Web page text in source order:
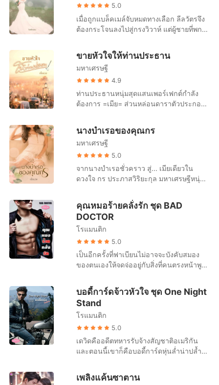
จะทำทุกทางที่จะลากตัวเมริสามาชดใช้ความ
ผิดในอดีตให้จงได้ “เมย์ไม่คิดว่าจะเจอคุณที่
นี่... ไม่คิดว่าชาตินี้จะมีวาสนาพบคุณอีก” “ก็
อุตส่าห์บินมาหาไม่ใช่หรือ...” นิ้วแกร่งไล้กลีบ
เจอคุณ เมย์อยากจะอธิ...” “หุบปาก! คำพูด
ของผู้หญิงแพศยาแบบเธอไม่สามารถทำให้
ฉันเคลิบเคลิ้มได้อีกแล้ว” เมริสาน้ำตาไหล
พยายามอ้อนวอน “แต่เฟซานคะ เมย์ต้อง
สารภาพกับคุณ เรื่องวันนั้น เมย์กับโจเซฟเรา
ไม่...” “ฉันไม่อยากฟังเรื่องอัปปรีย์ของเธอ
เคียดแค้น “เลิกพยายามคิดที่จะพูดให้ตัวเองดู
ดีได้แล้วเมริสา เพราะไอ้เฟซานคนโง่คนเดิม
มันตายไปพร้อมๆ กับอุบัติเหตุเมื่อหกเดือน
ก่อนแล้วล่ะ” “อย่าค่ะ... อย่าทำกับเมย์แบบนี้
ได้โปรดหยุดเถอะ” เฟซานหัวเราะอย่างดูถูก
“ปกติโดนมากกว่านี้อีกไม่ใช่หรือ... ไม่เอาน่า
หรอก” “แต่เมย์... เมย์ไม่เคยมีใคร...” “เอาไป
หรอกควายที่บ้านเธอเถอะ... แต่ถึงเธอจะมี
หรือไม่มีใครฉันก็ไม่เคยใส่ใจอยู่แล้ว เพราะ
เธอมันก็แค่อีตัวที่ฉันลากมาขึ้นเตียงเพื่อ
ชำระแค้นเท่านั้น...” “เฟซานคะ ได้โปรดอย่า
พูดแบบนี้กับเมย์เลย... เมย์รักคุณนะ” “ฉันมีผู้
หญิงที่คู่ควรรออยู่แล้ว เธอมันก็แค่เครื่อง
5.0
เมื่อถูกแบล็คเมล์จับหมดทางเลือก ลีลวัตรจึง
ต้องกระโจนลงไปสู่กรงวิวาห์ แต่ผู้ชายที่พก
เขาไม่มีวันยอมแพ้ง่ายๆ แน่นอน แม่ปลายฟ้า
แสนพยศจะต้องเจ็บช้ำ เพราะวิวาห์ครั้งนี้มัน
คือวิวาห์ไฟ ที่ทั้งเร่าร้อนและบ้าคลั่ง “ไปร่าน
ที่ไหนมาล่ะ... ผัวรอตั้งนาน...” “คนปาก
สกปรก! นี่ปล่อยฉันนะ...” พยายามดิ้นรนสุด
ฤทธิ์ แต่ยิ่งดิ้นร่างกายก็ยิ่งเบียดเคล้ากัน
ดันอยู่ตรงหน้าท้อง ปลายฟ้าแก้มแดงอยู่
ท่ามกลางความสลัว “ฉันบอกให้ปล่อยไง...
คนเลว...!” “ตั้งแต่ได้ทะเบียนสมรสไปนอน
กอดนี่... ปากเก่งขึ้นเยอะเลยนี่...” “จะหย่าเลย
ก็ได้นี่... ฉันไม่ว่าอยู่แล้ว” “หย่าเหรอ...”
สายตาคมกริบกวาดมองร่างอรชรที่ตัวเอง
ออกมาด้วยน้ำเสียงที่เต็มไปด้วยความเหยียด
หยาม “ฉันยังไม่ได้ลองสินค้าเลย... เสียไปตั้ง
สองล้าน จะให้ปล่อยไปง่ายๆ ได้ยังไง... สัก
ฝีปากร้อนผ่าวขยี้ลงมาบนกลีบปากนุ่มอย่าง
รุนแรง สาวน้อยพยายามเบี่ยงหน้าหนี แต่ก็ไม่
หลุดเพราะถูกนิ้วเรียวสีแทนของเขาตึงปลาย
สัมผัสของลีลวัตรเต็มไปด้วยความต้องการ
เอาชนะ ประกาศศักดาว่าตัวเองคือเจ้านาย
และหล่อนคือทาส... “คืนนี้... ห้ามทำเป็นท่อน
ไม้ล่ะ เพราะฉันไม่ชอบ... ขึ้นห้องได้แล้ว...”
ขายหัวใจให้ท่านประธาน
มหาเศรษฐี
4.9
ท่านประธานหนุ่มสุดแสนเพอร์เฟกต์กำลัง
ต้องการ =เมีย= ส่วนหล่อนดาราตัวประกอบ
ปลอมๆ จึงเกิดขึ้น พร้อมกับค่าจ้างราคาแพง
ระยับ แต่ทำไมนะ โชคชะตาถึงเล่นตลก
ทำให้หล่อนกับเขาอุ่นเตียงกันก่อนที่หล่อนจะ
ได้รับค่าจ้างเสียอีก!!?? ตัวอย่างในเล่มจ้า...
“ห๊า! ว่า... ว่าไงนะไหม แก... แกปล้ำท่าน
ประธาน???” ไหมแก้วหน้าแดง ตาก็แดง
ประธานจะฆ่าแกไหมเนี่ยที่แกไปทำแบ
บนั้นน่ะ ตายแน่ๆ แล้วไหม แกตายแน่” รินร
ดาทุกข์ใจขึ้นมาถนัดตาเลย “เขาไม่ฆ่าฉัน
หรอก เพราะฉันโกหกว่าเมื่อคืนไม่มีอะไรเกิด
ขึ้น” “แล้วท่านประธานก็เชื่ออย่างนั้นเหรอ”
“อืม ก็ไม่เห็นว่าอะไรนะ นี่ฉันตื่นเต้นแทบตาย
ตอนเอาผ้าปูเตียงที่เปื้อนเลือดซิงของฉันซ่อน
“ท่าน... ประธานเห็นไหม ถ้าเห็นท่านประธาน
จะต้องรู้แน่ๆ” “น่าจะไม่เห็นนะ เพราะเขาไม่
ได้พูดอะไรออกมาเลย”
นางบำเรอของคุณกร
มหาเศรษฐี
5.0
จากนางบำเรอชั่วคราว สู่... เมียเดียวใน
ดวงใจ กร ประภาสวิริยะกุล มหาเศรษฐีหนุ่ม
กระทั่งได้สบตากับ น้ำฟ้า นางร้ายหน้าหวาน
ที่ชีวิตแสนอาภัพ และตั้งแต่นั้นเป็นต้นมา โลก
ใบเดิมที่เคยมืดดำก็สว่างไสวขึ้นทันตา “ทำไม
คุณไม่รับเช็คจากผมล่ะครับ” หล่อนกัดปาก
จนเจ็บ ก่อนจะตอบคนใจร้ายใจดำออกไป
“ฟ้าบอกแล้วไงคะว่าฟ้าไม่ได้ขายตัว” “แต่คุณ
ก็นอนกับผมแล้วนี่ครับ” หล่อนหันขวับมามอง
เขาตาขุ่นเขียว ถ้าทำได้อยากจะตะกุยหน้า
คือความผิดพลาดค่ะ และฟ้าก็กำลังพยายาม
ลืมมันอยู่” “มันไม่ใช่ความผิดพลาดสักหน่อย
ครับ เพราะผมตั้งใจทำให้มันเกิดขึ้น...” “คุณ
นอนกับคุณน่ะ” เขาขยับจากโซฟาตัวเดิม มา
นั่งใกล้ๆ กับโซฟาตัวที่หล่อนนั่งอยู่ พร้อมกับ
รวบเอวคอดเล็กเอาไว้ “อย่ามาทำรุ่มร่ามใน
ขอร้องล่ะ” “งั้นก็ตอบผมก่อน ทำไมไม่รับเช็ค
คุณหมอร้ายคลั่งรัก ชุด BAD
DOCTOR
โรแมนติก
5.0
เป็นอีกครั้งที่ฟาเบียนไม่อาจจะบังคับสมอง
ของตนเองให้จดจ่ออยู่กับสิ่งที่คนตรงหน้าพูด
กระสับกระส่าย สมองจดจ่ออยู่กับเข็มนาฬิกา
ตลอดเวลาอย่างน่าประหลาดใจ มันเป็นแบบ
นี้มาอาทิตย์กว่าแล้ว... ตั้งแต่ค่ำคืนนั้น ที่เขา
เผลอไผลหลับนอนกับแม่สาวเนื้อหวาน เขาก็
ไม่ปกติ ไม่ใช่ฟาเบียนคนเดิมอีกต่อไป สมอง
ของเขาเอาแต่คิดถึงหล่อน ร่างกายก็เช่นกัน
มันร่ำร้อง แข็งชัน เฝ้ารอเวลาที่จะได้ฝากฝัง
ลงไปในความคับแน่นอ่อนนุ่มนั้นทั้งตัวตน
บอดี้การ์ดจ้าวหัวใจ ชุด One Night
Stand
โรแมนติก
5.0
เดวิดคืออดีตทหารรับจ้างสัญชาติอเมริกัน
และตอนนี้เขาก็คือบอดี้การ์ดหุ่นล่ำน่าปล้ำ
เธอคือคุณหนูผู้ร่ำรวย ใครๆ มองว่าเธอร้า
ยกาจทั้งๆ ที่แท้จริง เธอถูกใครบางคนใส่ร้าย!
เพลิงแค้นซาตาน